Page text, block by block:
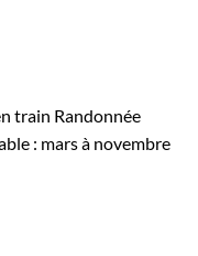
et les restaurants
pour vous
Terre comprend :
est caractérisé
de voitures.
train Randonnée
: mars à novembre